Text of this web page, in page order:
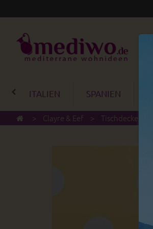
ITALIEN SPANIEN
> Clayre & Eef > Tischdecken